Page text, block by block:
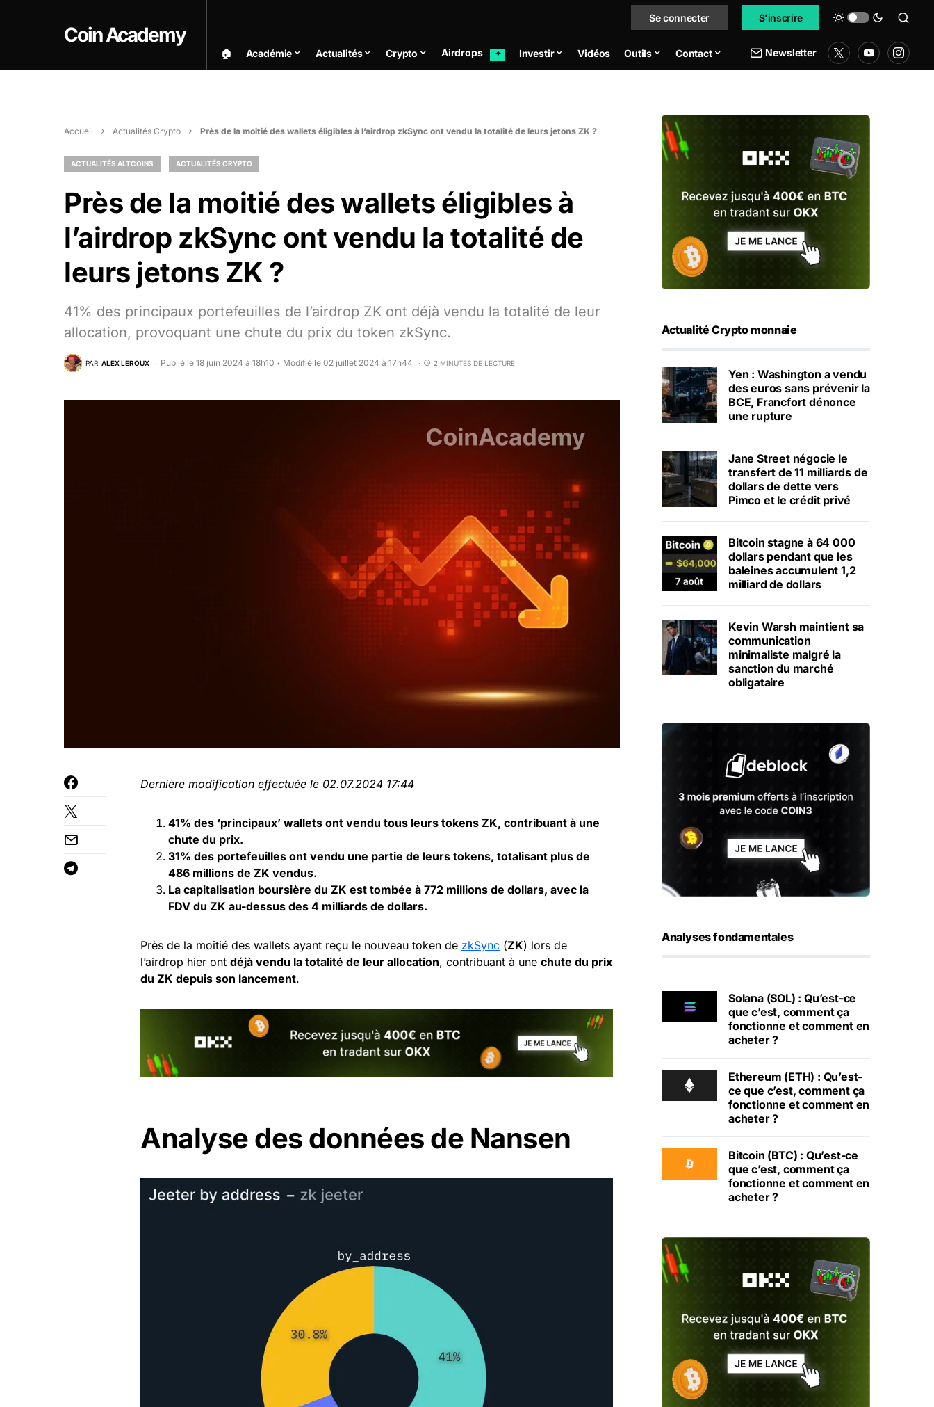
Coin Academy
Se connecter S'inscrire
🏠︎ Académie Actualités Crypto Airdrops ✦ Investir Vidéos Outils Contact Newsletter
Accueil Actualités Crypto Près de la moitié des wallets éligibles à l’airdrop zkSync ont vendu la totalité de leurs jetons ZK ?
ACTUALITÉS ALTCOINS ACTUALITÉS CRYPTO
Près de la moitié des wallets éligibles à
l’airdrop zkSync ont vendu la totalité de
leurs jetons ZK ?
41% des principaux portefeuilles de l’airdrop ZK ont déjà vendu la totalité de leur
allocation, provoquant une chute du prix du token zkSync.
PAR ALEX LEROUX Publié le 18 juin 2024 à 18h10 • Modifié le 02 juillet 2024 à 17h44 2 MINUTES DE LECTURE
Dernière modification effectuée le 02.07.2024 17:44
41% des ‘principaux’ wallets ont vendu tous leurs tokens ZK, contribuant à une
chute du prix.
31% des portefeuilles ont vendu une partie de leurs tokens, totalisant plus de
486 millions de ZK vendus.
La capitalisation boursière du ZK est tombée à 772 millions de dollars, avec la
FDV du ZK au-dessus des 4 milliards de dollars.
Près de la moitié des wallets ayant reçu le nouveau token de zkSync (ZK) lors de
l’airdrop hier ont déjà vendu la totalité de leur allocation, contribuant à une chute du prix
du ZK depuis son lancement.
Analyse des données de Nansen
Actualité Crypto monnaie
Yen : Washington a vendu
des euros sans prévenir la
BCE, Francfort dénonce
une rupture
Jane Street négocie le
transfert de 11 milliards de
dollars de dette vers
Pimco et le crédit privé
Bitcoin stagne à 64 000
dollars pendant que les
baleines accumulent 1,2
milliard de dollars
Kevin Warsh maintient sa
communication
minimaliste malgré la
sanction du marché
obligataire
Analyses fondamentales
Solana (SOL) : Qu’est-ce
que c’est, comment ça
fonctionne et comment en
acheter ?
Ethereum (ETH) : Qu’est-
ce que c’est, comment ça
fonctionne et comment en
acheter ?
Bitcoin (BTC) : Qu’est-ce
que c’est, comment ça
fonctionne et comment en
acheter ?